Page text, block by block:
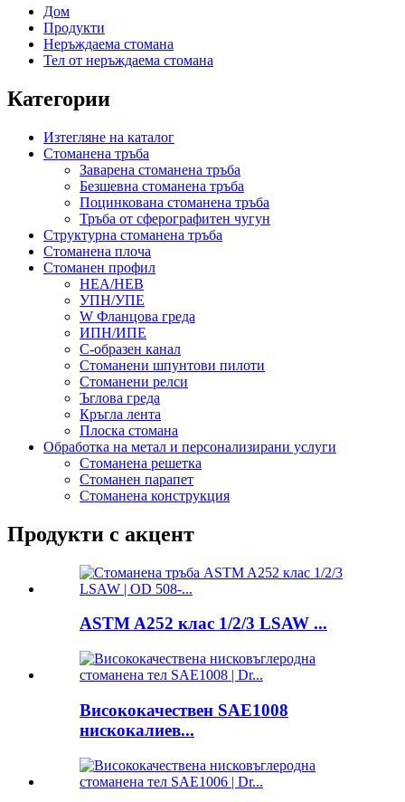
Дом
Продукти
Неръждаема стомана
Тел от неръждаема стомана
Категории
Изтегляне на каталог
Стоманена тръба
Заварена стоманена тръба
Безшевна стоманена тръба
Поцинкована стоманена тръба
Тръба от сферографитен чугун
Структурна стоманена тръба
Стоманена плоча
Стоманен профил
HEA/HEB
УПН/УПЕ
W Фланцова греда
ИПН/ИПЕ
C-образен канал
Стоманени шпунтови пилоти
Стоманени релси
Ъглова греда
Кръгла лента
Плоска стомана
Обработка на метал и персонализирани услуги
Стоманена решетка
Стоманен парапет
Стоманена конструкция
Продукти с акцент
ASTM A252 клас 1/2/3 LSAW ...
Висококачествен SAE1008
нискокалиев...